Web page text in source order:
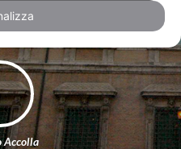
Accolla